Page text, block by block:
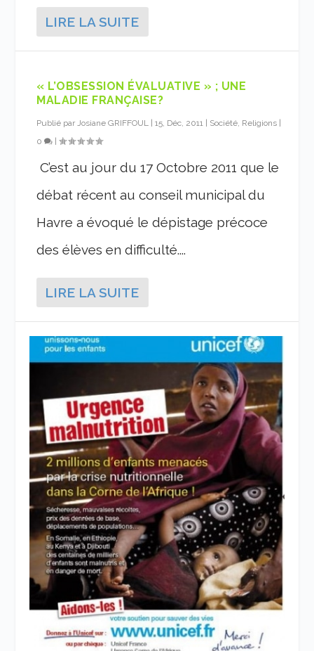
LIRE LA SUITE
« L’OBSESSION ÉVALUATIVE » ; UNE
MALADIE FRANÇAISE?
Publié parJosiane GRIFFOUL |15, Déc, 2011 Société, Religions
0
|
C’est au jour du 17 Octobre 2011 que le
débat récent au conseil municipal du
Havre a évoqué le dépistage précoce
des élèves en difficulté....
LIRE LA SUITE